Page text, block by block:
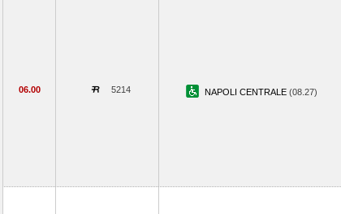
06.00 5214 NAPOLI CENTRALE (08.27)